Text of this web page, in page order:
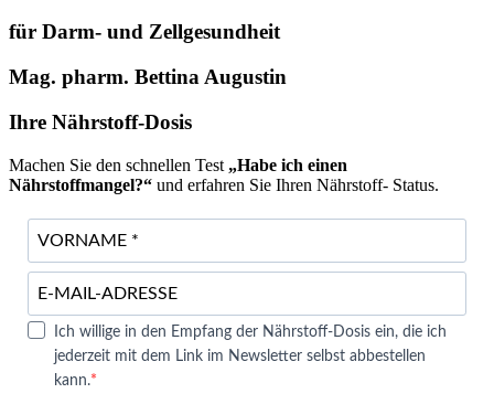
für Darm- und Zellgesundheit
Mag. pharm. Bettina Augustin
Ihre Nährstoff-Dosis
Machen Sie den schnellen Test „Habe ich einen
Nährstoffmangel?“ und erfahren Sie Ihren Nährstoff- Status.
Ich willige in den Empfang der Nährstoff-Dosis ein, die ich
jederzeit mit dem Link im Newsletter selbst abbestellen
kann.